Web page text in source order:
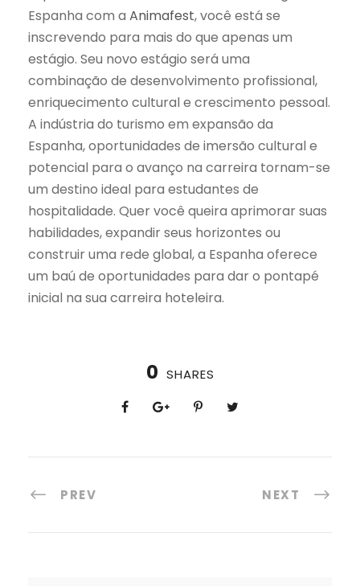
Espanha com a Animafest, você está se
inscrevendo para mais do que apenas um
estágio. Seu novo estágio será uma
combinação de desenvolvimento profissional,
enriquecimento cultural e crescimento pessoal.
A indústria do turismo em expansão da
Espanha, oportunidades de imersão cultural e
potencial para o avanço na carreira tornam-se
um destino ideal para estudantes de
hospitalidade. Quer você queira aprimorar suas
habilidades, expandir seus horizontes ou
construir uma rede global, a Espanha oferece
um baú de oportunidades para dar o pontapé
inicial na sua carreira hoteleira.
0 SHARES
PREV NEXT